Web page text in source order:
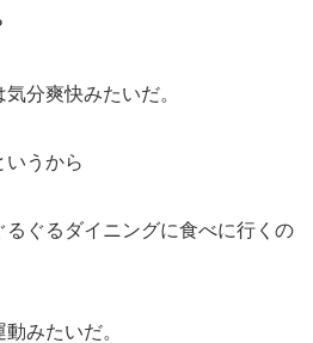
分爽快みたいだ。
いうから
るぐるダイニングに食べに行くの
みたいだ。